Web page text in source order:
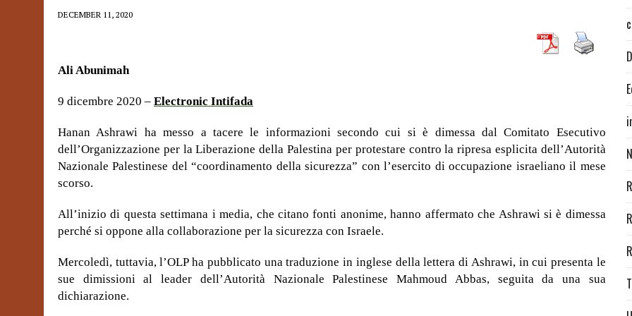
DECEMBER 11, 2020
Ali Abunimah
9 dicembre 2020 – Electronic Intifada
Hanan Ashrawi ha messo a tacere le informazioni secondo cui si è dimessa dal Comitato Esecutivo
dell’Organizzazione per la Liberazione della Palestina per protestare contro la ripresa esplicita dell’Autorità
Nazionale Palestinese del “coordinamento della sicurezza” con l’esercito di occupazione israeliano il mese
scorso.
All’inizio di questa settimana i media, che citano fonti anonime, hanno affermato che Ashrawi si è dimessa
perché si oppone alla collaborazione per la sicurezza con Israele.
Mercoledì, tuttavia, l’OLP ha pubblicato una traduzione in inglese della lettera di Ashrawi, in cui presenta le
sue dimissioni al leader dell’Autorità Nazionale Palestinese Mahmoud Abbas, seguita da una sua
dichiarazione.